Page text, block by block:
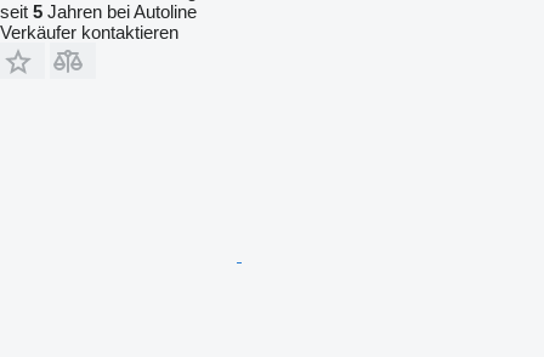
seit 5 Jahren bei Autoline
Verkäufer kontaktieren